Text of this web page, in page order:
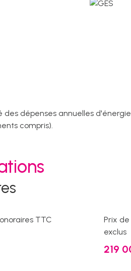
dépenses annuelles d'énergie
compris).
TTC
Prix
exclus
219